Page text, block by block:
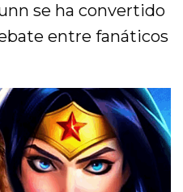
se ha convertido
entre fanáticos